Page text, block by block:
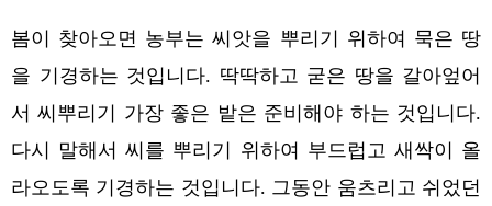
봄이 찾아오면 농부는 씨앗을 뿌리기 위하여 묵은 땅
을 기경하는 것입니다. 딱딱하고 굳은 땅을 갈아엎어
서 씨뿌리기 가장 좋은 밭은 준비해야 하는 것입니다.
다시 말해서 씨를 뿌리기 위하여 부드럽고 새싹이 올
라오도록 기경하는 것입니다. 그동안 움츠리고 쉬었던